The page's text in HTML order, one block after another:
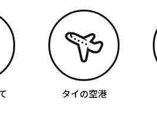
タイの空港